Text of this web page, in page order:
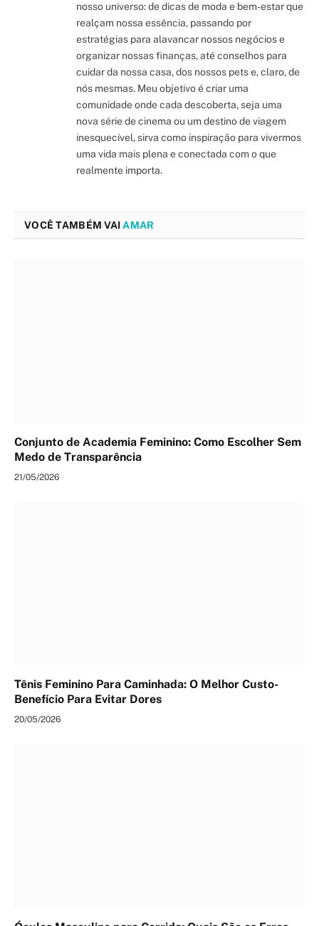
nosso universo: de dicas de moda e bem-estar que
realçam nossa essência, passando por
estratégias para alavancar nossos negócios e
organizar nossas finanças, até conselhos para
cuidar da nossa casa, dos nossos pets e, claro, de
nós mesmas. Meu objetivo é criar uma
comunidade onde cada descoberta, seja uma
nova série de cinema ou um destino de viagem
inesquecível, sirva como inspiração para vivermos
uma vida mais plena e conectada com o que
realmente importa.
VOCÊ TAMBÉM VAI AMAR
Conjunto de Academia Feminino: Como Escolher Sem
Medo de Transparência
21/05/2026
Tênis Feminino Para Caminhada: O Melhor Custo-
Benefício Para Evitar Dores
20/05/2026